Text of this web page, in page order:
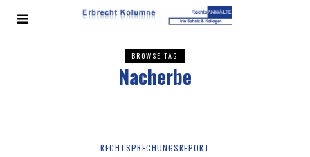
BROWSE TAG
Nacherbe
RECHTSPRECHUNGSREPORT